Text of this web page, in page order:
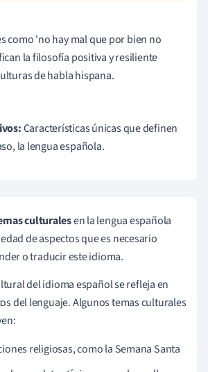
como 'no hay mal que por bien no
la filosofía positiva y resiliente
de habla hispana.
Características únicas que definen
la lengua española.
culturalesen la lengua española
de aspectos que es necesario
o traducir este idioma.
del idioma español se refleja en
del lenguaje. Algunos temas culturales
religiosas, como la Semana Santa